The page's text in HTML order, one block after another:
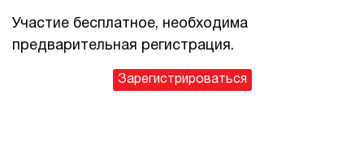
Участие бесплатное, необходима
предварительная регистрация.
Зарегистрироваться